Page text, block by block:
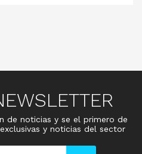
de noticias y se el primero de
y noticias del sector